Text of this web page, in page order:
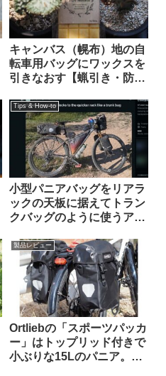
キャンバス（幌布）地の自
転車用バッグにワックスを
引きなおす【蝋引き・防水
Tips & How-to
小型パニアバッグをリアラ
ックの天板に据えてトラン
クバッグのように使うアイ
ら）Ortlieb Gravel-Pack /
Quick-Rack
製品レビュー
Ortliebの「スポーツパッカ
ー」はトップリッド付きで
小ぶりな15Lのパニア。ど